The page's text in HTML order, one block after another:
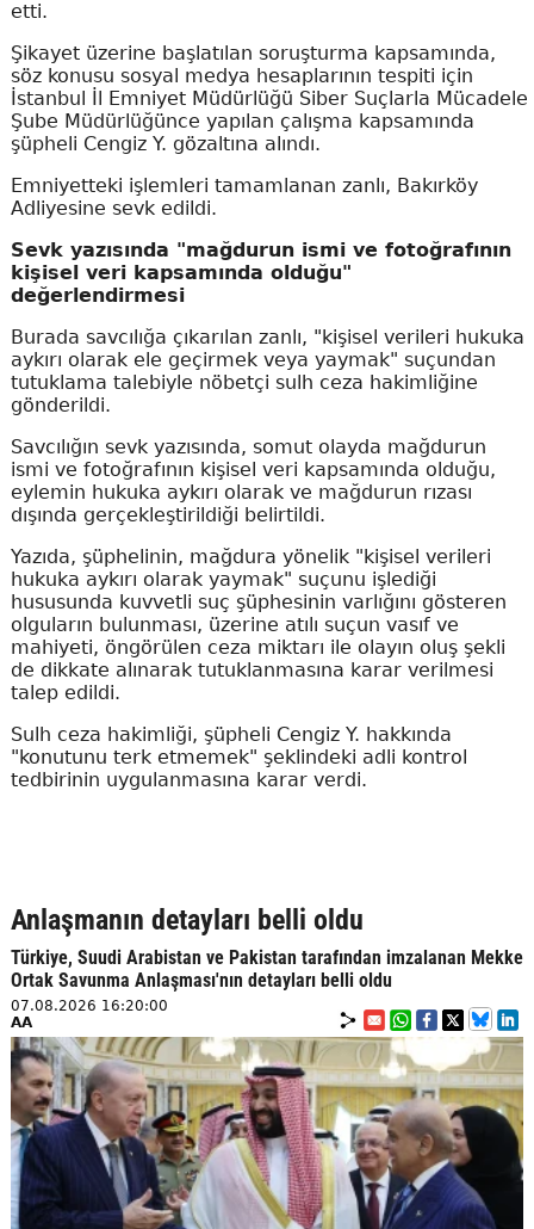
etti.
Şikayet üzerine başlatılan soruşturma kapsamında,
söz konusu sosyal medya hesaplarının tespiti için
İstanbul İl Emniyet Müdürlüğü Siber Suçlarla Mücadele
Şube Müdürlüğünce yapılan çalışma kapsamında
şüpheli Cengiz Y. gözaltına alındı.
Emniyetteki işlemleri tamamlanan zanlı, Bakırköy
Adliyesine sevk edildi.
Sevk yazısında "mağdurun ismi ve fotoğrafının
kişisel veri kapsamında olduğu"
değerlendirmesi
Burada savcılığa çıkarılan zanlı, "kişisel verileri hukuka
aykırı olarak ele geçirmek veya yaymak" suçundan
tutuklama talebiyle nöbetçi sulh ceza hakimliğine
gönderildi.
Savcılığın sevk yazısında, somut olayda mağdurun
ismi ve fotoğrafının kişisel veri kapsamında olduğu,
eylemin hukuka aykırı olarak ve mağdurun rızası
dışında gerçekleştirildiği belirtildi.
Yazıda, şüphelinin, mağdura yönelik "kişisel verileri
hukuka aykırı olarak yaymak" suçunu işlediği
hususunda kuvvetli suç şüphesinin varlığını gösteren
olguların bulunması, üzerine atılı suçun vasıf ve
mahiyeti, öngörülen ceza miktarı ile olayın oluş şekli
de dikkate alınarak tutuklanmasına karar verilmesi
talep edildi.
Sulh ceza hakimliği, şüpheli Cengiz Y. hakkında
"konutunu terk etmemek" şeklindeki adli kontrol
tedbirinin uygulanmasına karar verdi.
Anlaşmanın detayları belli oldu
Türkiye, Suudi Arabistan ve Pakistan tarafından imzalanan Mekke
Ortak Savunma Anlaşması'nın detayları belli oldu
07.08.2026 16:20:00
AA